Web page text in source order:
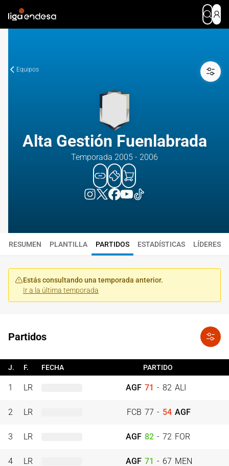
Equipos
Alta Gestión Fuenlabrada
Temporada 2005 - 2006
RESUMEN PLANTILLA PARTIDOS ESTADÍSTICAS LÍDERES
Estás consultando una temporada anterior.
Ir a la última temporada
Partidos
J. F. FECHA PARTIDO
1 LR AGF 71 - 82 ALI
2 LR FCB 77 - 54 AGF
3 LR AGF 82 - 72 FOR
4 LR AGF 71 - 67 MEN